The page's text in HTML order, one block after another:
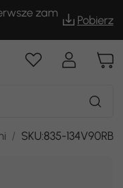
zam
Pobierz
/ SKU:835-134V90RB